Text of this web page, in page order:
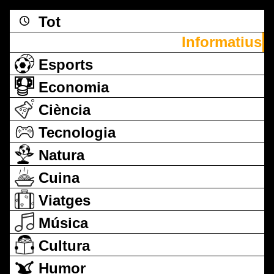
Tot
Informatius
Esports
Economia
Ciència
Tecnologia
Natura
Cuina
Viatges
Música
Cultura
Humor